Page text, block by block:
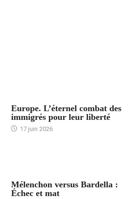
Europe. L’éternel combat des
immigrés pour leur liberté
17 juin 2026
Mélenchon versus Bardella :
Échec et mat